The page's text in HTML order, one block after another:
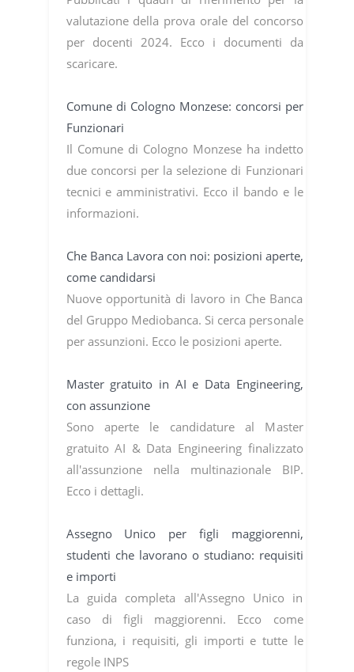
valutazione della prova orale del concorso
per docenti 2024. Ecco i documenti da
scaricare.
Comune di Cologno Monzese: concorsi per
Funzionari
Il Comune di Cologno Monzese ha indetto
due concorsi per la selezione di Funzionari
tecnici e amministrativi. Ecco il bando e le
informazioni.
Che Banca Lavora con noi: posizioni aperte,
come candidarsi
Nuove opportunità di lavoro in Che Banca
del Gruppo Mediobanca. Si cerca personale
per assunzioni. Ecco le posizioni aperte.
Master gratuito in AI e Data Engineering,
con assunzione
Sono aperte le candidature al Master
gratuito AI & Data Engineering finalizzato
all'assunzione nella multinazionale BIP.
Ecco i dettagli.
Assegno Unico per figli maggiorenni,
studenti che lavorano o studiano: requisiti
e importi
La guida completa all'Assegno Unico in
caso di figli maggiorenni. Ecco come
funziona, i requisiti, gli importi e tutte le
regole INPS